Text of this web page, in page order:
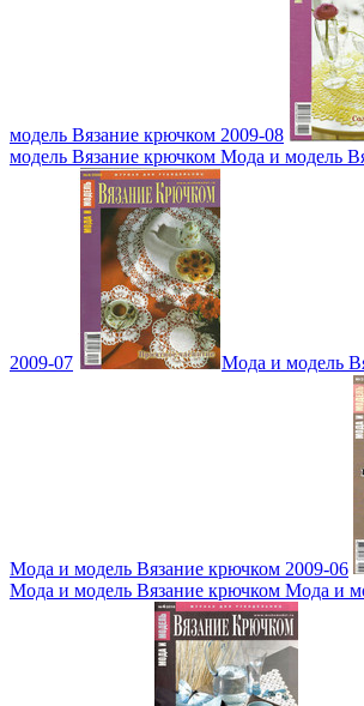
модель Вязание крючком 2009-08
модель Вязание крючком Мода и модель
2009-07 Мода и модель
Мода и модель Вязание крючком 2009-06
Мода и модель Вязание крючком Мода и